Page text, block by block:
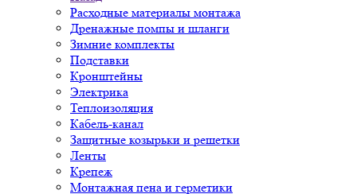
Расходные материалы монтажа
Дренажные помпы и шланги
Зимние комплекты
Подставки
Кронштейны
Электрика
Теплоизоляция
Кабель-канал
Защитные козырьки и решетки
Ленты
Крепеж
Монтажная пена и герметики